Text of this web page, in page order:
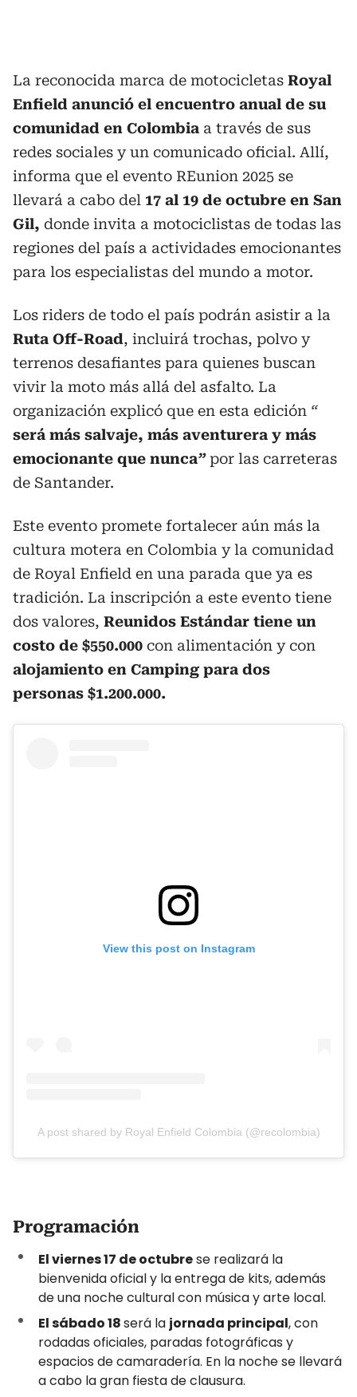
La reconocida marca de motocicletas Royal
Enfield anunció el encuentro anual de su
comunidad en Colombia a través de sus
redes sociales y un comunicado oficial. Allí,
informa que el evento REunion 2025 se
llevará a cabo del 17 al 19 de octubre en San
Gil, donde invita a motociclistas de todas las
regiones del país a actividades emocionantes
para los especialistas del mundo a motor.
Los riders de todo el país podrán asistir a la
Ruta Off-Road, incluirá trochas, polvo y
terrenos desafiantes para quienes buscan
vivir la moto más allá del asfalto. La
organización explicó que en esta edición “
será más salvaje, más aventurera y más
emocionante que nunca”por las carreteras
de Santander.
Este evento promete fortalecer aún más la
cultura motera en Colombia y la comunidad
de Royal Enfield en una parada que ya es
tradición. La inscripción a este evento tiene
dos valores, Reunidos Estándar tiene un
costo de $550.000 con alimentación y con
alojamiento en Camping para dos
personas $1.200.000.
View this post on Instagram
A post shared by Royal Enfield Colombia (@recolombia)
Programación
El viernes 17 de octubrese realizará la
bienvenida oficial y la entrega de kits, además
de una noche cultural con música y arte local.
El sábado 18será la jornada principal, con
rodadas oficiales, paradas fotográficas y
espacios de camaradería. En la noche se llevará
a cabo la gran fiesta de clausura.